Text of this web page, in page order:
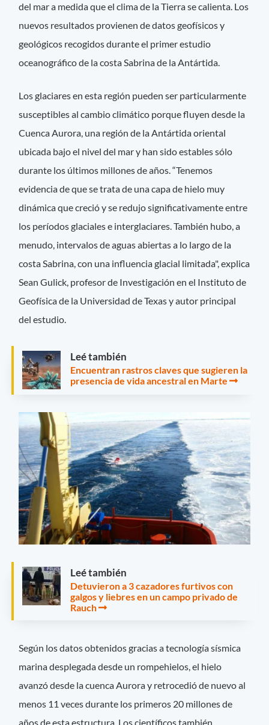
del mar a medida que el clima de la Tierra se calienta. Los
nuevos resultados provienen de datos geofísicos y
geológicos recogidos durante el primer estudio
oceanográfico de la costa Sabrina de la Antártida.
Los glaciares en esta región pueden ser particularmente
susceptibles al cambio climático porque fluyen desde la
Cuenca Aurora, una región de la Antártida oriental
ubicada bajo el nivel del mar y han sido estables sólo
durante los últimos millones de años. “Tenemos
evidencia de que se trata de una capa de hielo muy
dinámica que creció y se redujo significativamente entre
los períodos glaciales e interglaciares. También hubo, a
menudo, intervalos de aguas abiertas a lo largo de la
costa Sabrina, con una influencia glacial limitada", explica
Sean Gulick, profesor de Investigación en el Instituto de
Geofísica de la Universidad de Texas y autor principal
del estudio.
Leé también
Encuentran rastros claves que sugieren la
presencia de vida ancestral en Marte
Leé también
Detuvieron a 3 cazadores furtivos con
galgos y liebres en un campo privado de
Rauch
Según los datos obtenidos gracias a tecnología sísmica
marina desplegada desde un rompehielos, el hielo
avanzó desde la cuenca Aurora y retrocedió de nuevo al
menos 11 veces durante los primeros 20 millones de
años de esta estructura. Los científicos también